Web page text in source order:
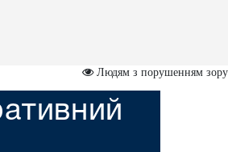
Людям з порушенням зору